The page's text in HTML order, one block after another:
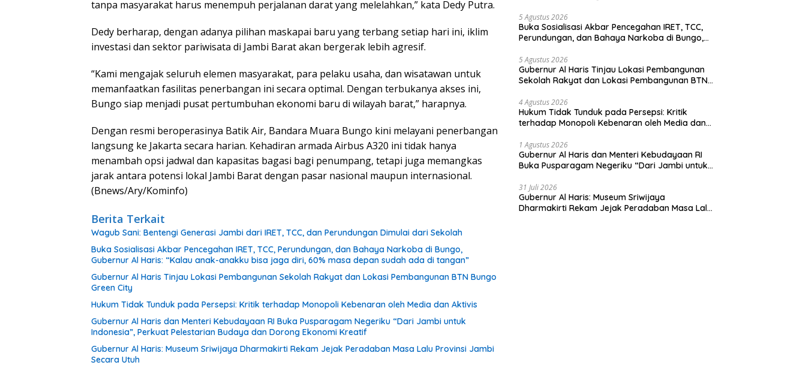
tanpa masyarakat harus menempuh perjalanan darat yang melelahkan,” kata Dedy Putra.
Dedy berharap, dengan adanya pilihan maskapai baru yang terbang setiap hari ini, iklim
investasi dan sektor pariwisata di Jambi Barat akan bergerak lebih agresif.
“Kami mengajak seluruh elemen masyarakat, para pelaku usaha, dan wisatawan untuk
memanfaatkan fasilitas penerbangan ini secara optimal. Dengan terbukanya akses ini,
Bungo siap menjadi pusat pertumbuhan ekonomi baru di wilayah barat,” harapnya.
Dengan resmi beroperasinya Batik Air, Bandara Muara Bungo kini melayani penerbangan
langsung ke Jakarta secara harian. Kehadiran armada Airbus A320 ini tidak hanya
menambah opsi jadwal dan kapasitas bagasi bagi penumpang, tetapi juga memangkas
jarak antara potensi lokal Jambi Barat dengan pasar nasional maupun internasional.
(Bnews/Ary/Kominfo)
Berita Terkait
Wagub Sani: Bentengi Generasi Jambi dari IRET, TCC, dan Perundungan Dimulai dari Sekolah
Buka Sosialisasi Akbar Pencegahan IRET, TCC, Perundungan, dan Bahaya Narkoba di Bungo,
Gubernur Al Haris: “Kalau anak-anakku bisa jaga diri, 60% masa depan sudah ada di tangan”
Gubernur Al Haris Tinjau Lokasi Pembangunan Sekolah Rakyat dan Lokasi Pembangunan BTN Bungo
Green City
Hukum Tidak Tunduk pada Persepsi: Kritik terhadap Monopoli Kebenaran oleh Media dan Aktivis
Gubernur Al Haris dan Menteri Kebudayaan RI Buka Pusparagam Negeriku “Dari Jambi untuk
Indonesia”, Perkuat Pelestarian Budaya dan Dorong Ekonomi Kreatif
Gubernur Al Haris: Museum Sriwijaya Dharmakirti Rekam Jejak Peradaban Masa Lalu Provinsi Jambi
Secara Utuh
5 Agustus 2026
Buka Sosialisasi Akbar Pencegahan IRET, TCC,
Perundungan, dan Bahaya Narkoba di Bungo,
jaga diri, 60% masa depan sudah ada di
tangan”
5 Agustus 2026
Gubernur Al Haris Tinjau Lokasi Pembangunan
Sekolah Rakyat dan Lokasi Pembangunan BTN
4 Agustus 2026
Hukum Tidak Tunduk pada Persepsi: Kritik
terhadap Monopoli Kebenaran oleh Media dan
1 Agustus 2026
Gubernur Al Haris dan Menteri Kebudayaan RI
Buka Pusparagam Negeriku “Dari Jambi untuk
Dorong Ekonomi Kreatif
31 Juli 2026
Gubernur Al Haris: Museum Sriwijaya
Dharmakirti Rekam Jejak Peradaban Masa Lalu